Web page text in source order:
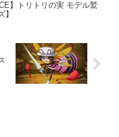
】トリトリの実 モデル鷲
】